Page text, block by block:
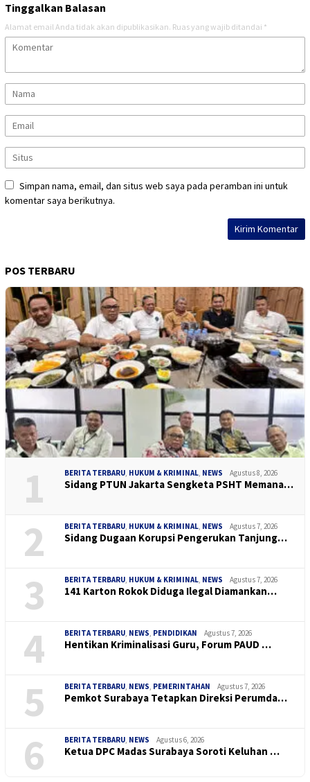
Tinggalkan Balasan
Alamat email Anda tidak akan dipublikasikan. Ruas yang wajib ditandai *
Simpan nama, email, dan situs web saya pada peramban ini untuk
komentar saya berikutnya.
POS TERBARU
1 BERITA TERBARU, HUKUM & KRIMINAL, NEWS Agustus 8, 2026
Sidang PTUN Jakarta Sengketa PSHT Memana…
2 BERITA TERBARU, HUKUM & KRIMINAL, NEWS Agustus 7, 2026
Sidang Dugaan Korupsi Pengerukan Tanjung…
3 BERITA TERBARU, HUKUM & KRIMINAL, NEWS Agustus 7, 2026
141 Karton Rokok Diduga Ilegal Diamankan…
4 BERITA TERBARU, NEWS, PENDIDIKAN Agustus 7, 2026
Hentikan Kriminalisasi Guru, Forum PAUD …
5 BERITA TERBARU, NEWS, PEMERINTAHAN Agustus 7, 2026
Pemkot Surabaya Tetapkan Direksi Perumda…
6 BERITA TERBARU, NEWS Agustus 6, 2026
Ketua DPC Madas Surabaya Soroti Keluhan …